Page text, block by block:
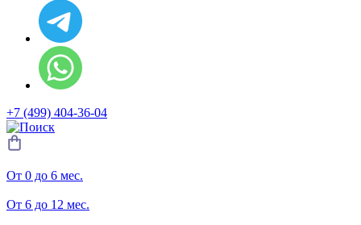
+7 (499) 404-36-04
От 0 до 6 мес.
От 6 до 12 мес.